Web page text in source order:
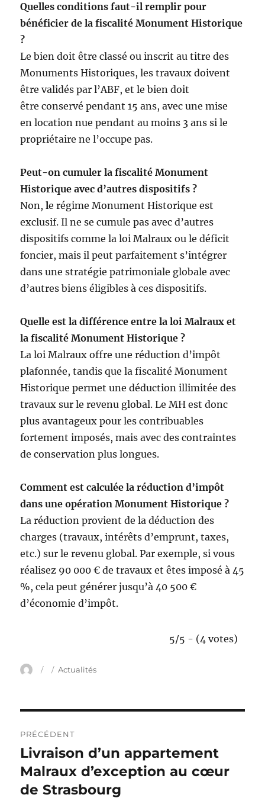
Quelles conditions faut-il remplir pour
bénéficier de la fiscalité Monument Historique
?
Le bien doit être classé ou inscrit au titre des
Monuments Historiques, les travaux doivent
être validés par l’ABF, et le bien doit
être conservé pendant 15 ans, avec une mise
en location nue pendant au moins 3 ans si le
propriétaire ne l’occupe pas.
Peut-on cumuler la fiscalité Monument
Historique avec d’autres dispositifs ?
Non,le régime Monument Historique est
exclusif. Il ne se cumule pas avec d’autres
dispositifs comme la loi Malraux ou le déficit
foncier, mais il peut parfaitement s’intégrer
dans une stratégie patrimoniale globale avec
d’autres biens éligibles à ces dispositifs.
Quelle est la différence entre la loi Malraux et
la fiscalité Monument Historique ?
La loi Malraux offre une réduction d’impôt
plafonnée, tandis que la fiscalité Monument
Historique permet une déduction illimitée des
travaux sur le revenu global. Le MH est donc
plus avantageux pour les contribuables
fortement imposés, mais avec des contraintes
de conservation plus longues.
Comment est calculée la réduction d’impôt
dans une opération Monument Historique ?
La réduction provient de la déduction des
charges (travaux, intérêts d’emprunt, taxes,
etc.) sur le revenu global. Par exemple, si vous
réalisez 90 000 € de travaux et êtes imposé à 45
%, cela peut générer jusqu’à 40 500 €
d’économie d’impôt.
5/5 - (4 votes)
A
r
P
é
e
C
o
i
e
Actualités
a
v
PRÉCÉDENT
u
b
Livraison d’un appartement
Malraux d’exception au cœur
de Strasbourg